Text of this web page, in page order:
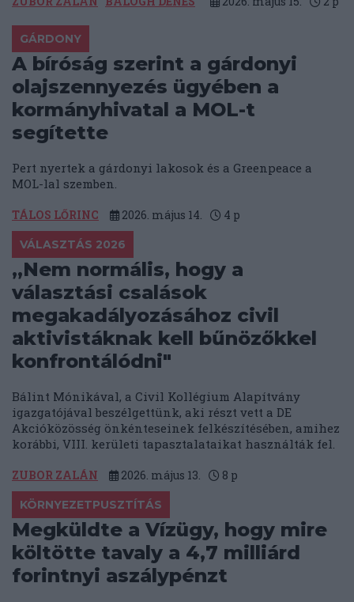
GÁRDONY
A bíróság szerint a gárdonyi
olajszennyezés ügyében a
kormányhivatal a MOL-t
segítette
Pert nyertek a gárdonyi lakosok és a Greenpeace a
MOL-lal szemben.
TÁLOS LŐRINC 2026. május 14. 4 p
VÁLASZTÁS 2026
„Nem normális, hogy a
választási csalások
megakadályozásához civil
aktivistáknak kell bűnözőkkel
konfrontálódni"
Bálint Mónikával, a Civil Kollégium Alapítvány
igazgatójával beszélgettünk, aki részt vett a DE
Akcióközösség önkénteseinek felkészítésében, amihez
korábbi, VIII. kerületi tapasztalataikat használták fel.
ZUBOR ZALÁN 2026. május 13. 8 p
KÖRNYEZETPUSZTÍTÁS
Megküldte a Vízügy, hogy mire
költötte tavaly a 4,7 milliárd
forintnyi aszálypénzt